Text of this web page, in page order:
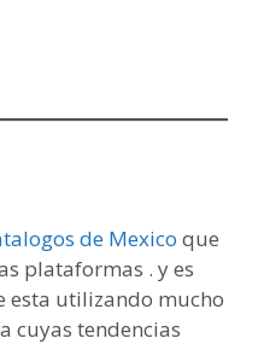
de Mexico que
plataformas . y es
esta utilizando mucho
cuyas tendencias